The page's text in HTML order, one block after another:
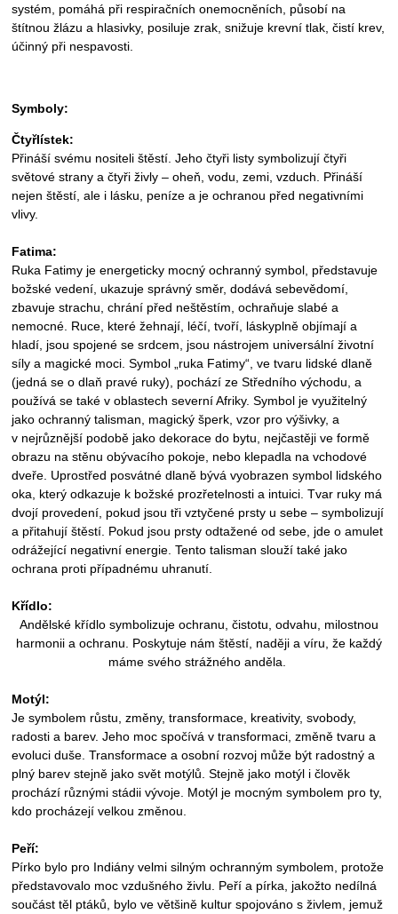
systém, pomáhá při respiračních onemocněních, působí na
štítnou žlázu a hlasivky, posiluje zrak, snižuje krevní tlak, čistí krev,
účinný při nespavosti.
Symboly:
Čtyřlístek:
Přináší svému nositeli štěstí. Jeho čtyři listy symbolizují čtyři
světové strany a čtyři živly – oheň, vodu, zemi, vzduch. Přináší
nejen štěstí, ale i lásku, peníze a je ochranou před negativními
vlivy.
Fatima:
Ruka Fatimy je energeticky mocný ochranný symbol, představuje
božské vedení, ukazuje správný směr, dodává sebevědomí,
zbavuje strachu, chrání před neštěstím, ochraňuje slabé a
nemocné. Ruce, které žehnají, léčí, tvoří, láskyplně objímají a
hladí, jsou spojené se srdcem, jsou nástrojem universální životní
síly a magické moci. Symbol „ruka Fatimy“, ve tvaru lidské dlaně
(jedná se o dlaň pravé ruky), pochází ze Středního východu, a
používá se také v oblastech severní Afriky. Symbol je využitelný
jako ochranný talisman, magický šperk, vzor pro výšivky, a
v nejrůznější podobě jako dekorace do bytu, nejčastěji ve formě
obrazu na stěnu obývacího pokoje, nebo klepadla na vchodové
dveře. Uprostřed posvátné dlaně bývá vyobrazen symbol lidského
oka, který odkazuje k božské prozřetelnosti a intuici. Tvar ruky má
dvojí provedení, pokud jsou tři vztyčené prsty u sebe – symbolizují
a přitahují štěstí. Pokud jsou prsty odtažené od sebe, jde o amulet
odrážející negativní energie. Tento talisman slouží také jako
ochrana proti případnému uhranutí.
Křídlo:
Andělské křídlo symbolizuje ochranu, čistotu, odvahu, milostnou
harmonii a ochranu. Poskytuje nám štěstí, naději a víru, že každý
máme svého strážného anděla.
Motýl:
Je symbolem růstu, změny, transformace, kreativity, svobody,
radosti a barev. Jeho moc spočívá v transformaci, změně tvaru a
evoluci duše. Transformace a osobní rozvoj může být radostný a
plný barev stejně jako svět motýlů. Stejně jako motýl i člověk
prochází různými stádii vývoje. Motýl je mocným symbolem pro ty,
kdo procházejí velkou změnou.
Peří:
Pírko bylo pro Indiány velmi silným ochranným symbolem, protože
představovalo moc vzdušného živlu. Peří a pírka, jakožto nedílná
součást těl ptáků, bylo ve většině kultur spojováno s živlem, jemuž